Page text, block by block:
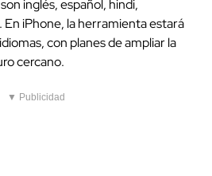
inglés, español, hindi,
iPhone, la herramienta estará
con planes de ampliar la
cercano.
▼ Publicidad